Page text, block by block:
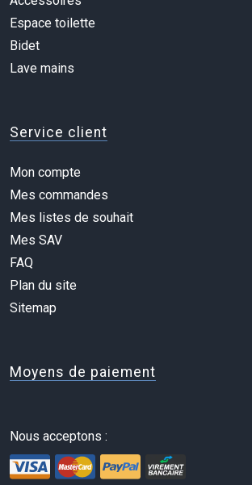
Espace toilette
Bidet
Lave mains
Service client
Mon compte
Mes commandes
Mes listes de souhait
Mes SAV
FAQ
Plan du site
Sitemap
Moyens de paiement
Nous acceptons :